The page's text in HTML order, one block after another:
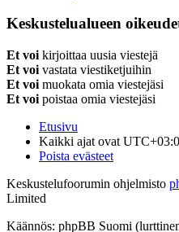
Keskustelualueen
Et voi kirjoittaa uusia viestejä
Et voi vastata viestiketjuihin
Et voi muokata omia viestejäsi
Et voi poistaa omia viestejäsi
Etusivu
Kaikki ajat ovat
Poista evästeet
Keskustelufoorumin ohjelmisto
Limited
Käännös: phpBB Suomi